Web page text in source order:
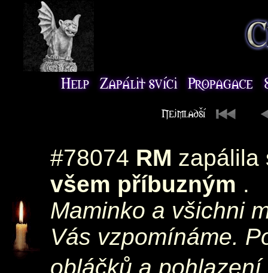
#78074 RM
všem příbuzným .
Maminko a všichni
Vás vzpomínáme.
obláčků a